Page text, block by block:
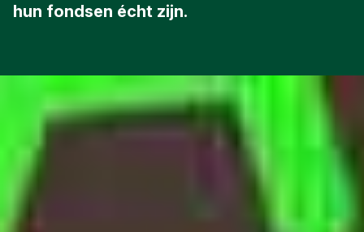
hun fondsen écht zijn.